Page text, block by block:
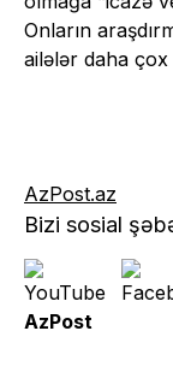
Onların
ailələr daha
AzPost.az
Bizi sosial
AzPost